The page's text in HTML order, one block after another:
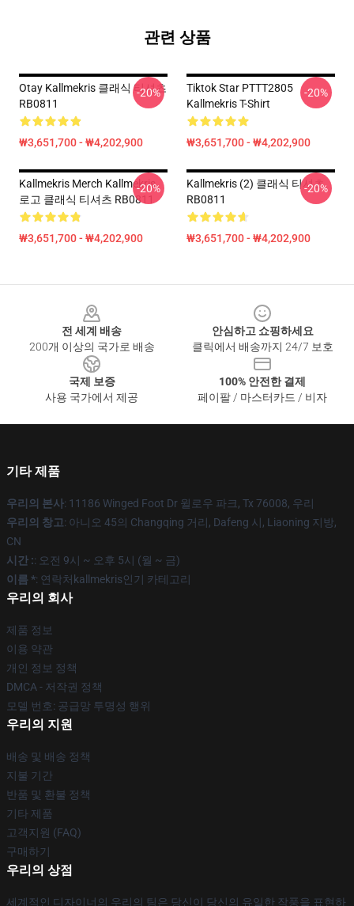
관련 상품
Otay Kallmekris 클래식 티셔츠
RB0811
₩3,651,700 - ₩4,202,900
-20%
Tiktok Star PTTT2805
Kallmekris T-Shirt
₩3,651,700 - ₩4,202,900
-20%
Kallmekris Merch Kallmekris
로고 클래식 티셔츠 RB0811
₩3,651,700 - ₩4,202,900
-20%
Kallmekris (2) 클래식 티셔츠
RB0811
₩3,651,700 - ₩4,202,900
-20%
전 세계 배송
200개 이상의 국가로 배송
안심하고 쇼핑하세요
클릭에서 배송까지 24/7 보호
국제 보증
사용 국가에서 제공
100% 안전한 결제
페이팔 / 마스터카드 / 비자
기타 제품
우리의 본사: 11186 Winged Foot Dr 윌로우 파크, Tx 76008, 우리
우리의 창고: 아니오 45의 Changqing 거리, Dafeng 시, Liaoning 지방,
CN
시간 :: 오전 9시 ~ 오후 5시 (월 ~ 금)
이름 *: 연락처kallmekris인기 카테고리
우리의 회사
제품 정보
이용 약관
개인 정보 정책
DMCA - 저작권 정책
모델 번호: 공급망 투명성 행위
우리의 지원
배송 및 배송 정책
지불 기간
반품 및 환불 정책
기타 제품
고객지원 (FAQ)
구매하기
우리의 상점
세계적인 디자이너의 우리의 팀은 당신이 당신의 유일한 작풍을 표현하